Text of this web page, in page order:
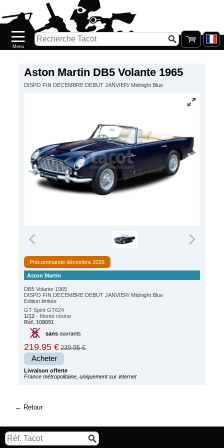
Aston Martin DB5 Volante 1965
DISPO FIN DECEMBRE DEBUT JANVIER/ Midnight Blue
Précommande décembre 2026
Aston Martin
DB5 Volante 1965
DISPO FIN DECEMBRE DEBUT JANVIER/ Midnight Blue
Edition limitée
GT Spirit GT624
1/12 - Monté résine
Réf. 108091
sansouvrants
219.95 € 239.95 €
Acheter
Livraison offerte
France métropolitaine, uniquement sur internet
Retour
Nouveautés
Catalogue/Stock
Galerie